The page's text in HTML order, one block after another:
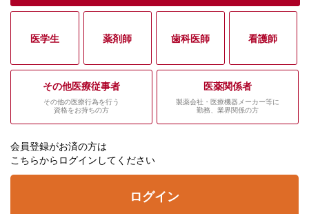
医学生 薬剤師 歯科医師 看護師
その他医療従事者
その他の医療行為を行う
資格をお持ちの方
医薬関係者
製薬会社・医療機器メーカー等に
勤務、業界関係の方
会員登録がお済の方は
こちらからログインしてください
ログイン